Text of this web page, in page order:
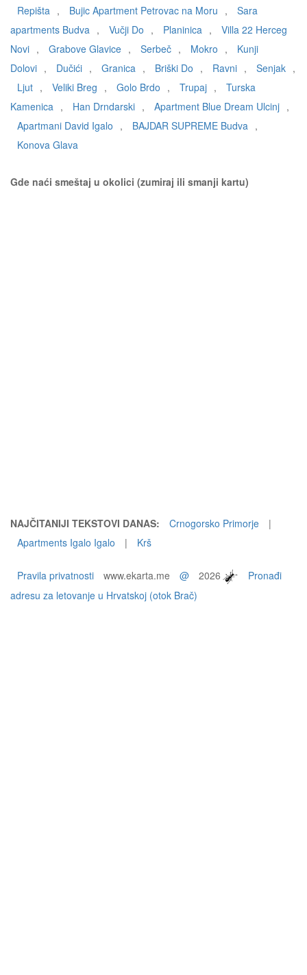
Repišta , Bujic Apartment Petrovac na Moru ,
Sara
apartments Budva , Vučji Do , Planinica ,
Villa 22 Herceg
Novi , Grabove Glavice , Serbeč , Mokro ,
Kunji
Dolovi , Dučići , Granica , Briški Do , Ravni , Senjak ,
Ljut , Veliki Breg , Golo Brdo , Trupaj ,
Turska
Kamenica , Han Drndarski , Apartment Blue Dream Ulcinj ,
Apartmani David Igalo , BAJDAR SUPREME Budva ,
Konova Glava
Gde naći smeštaj u okolici (zumiraj ili smanji kartu)
NAJČITANIJI TEKSTOVI DANAS: Crnogorsko Primorje
|
Apartments Igalo Igalo
| Krš
Pravila privatnosti www.ekarta.me @ 2026
Pronađi
adresu za letovanje u Hrvatskoj (otok Brač)